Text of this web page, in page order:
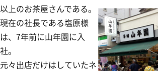
以上のお茶屋さんである。
現在の社長である塩原様
は、7年前に山年園に入
社。
元々出店だけはしていたネ